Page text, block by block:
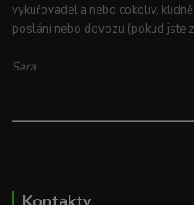
vykuřovadel a nebo cokoliv,
poslání nebo dovozu (pokud jste
Sara